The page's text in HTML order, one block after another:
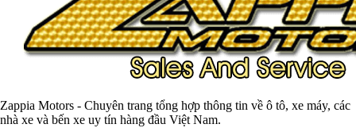
Zappia Motors - Chuyên trang tổng hợp thông tin về ô tô, xe máy, các
nhà xe và bến xe uy tín hàng đầu Việt Nam.